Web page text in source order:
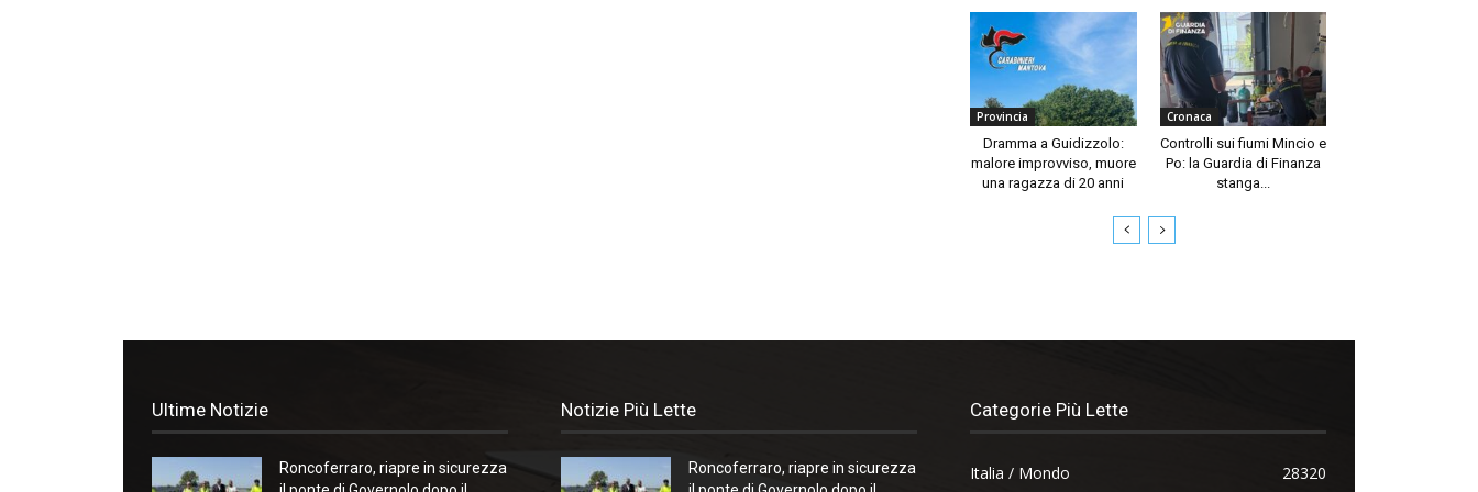
Provincia
Dramma a Guidizzolo:
malore improvviso, muore
una ragazza di 20 anni
Cronaca
Controlli sui fiumi Mincio e
Po: la Guardia di Finanza
stanga...
Ultime Notizie
Roncoferraro, riapre in sicurezza
Notizie Più Lette
Roncoferraro, riapre in sicurezza
Categorie Più Lette
Italia / Mondo 28320